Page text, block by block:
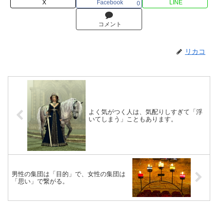
X Facebook 0 LINE
コメント
リカコ
よく気がつく人は、気配りしすぎて「浮
いてしまう」こともあります。
男性の集団は「目的」で、女性の集団は
「思い」で繋がる。